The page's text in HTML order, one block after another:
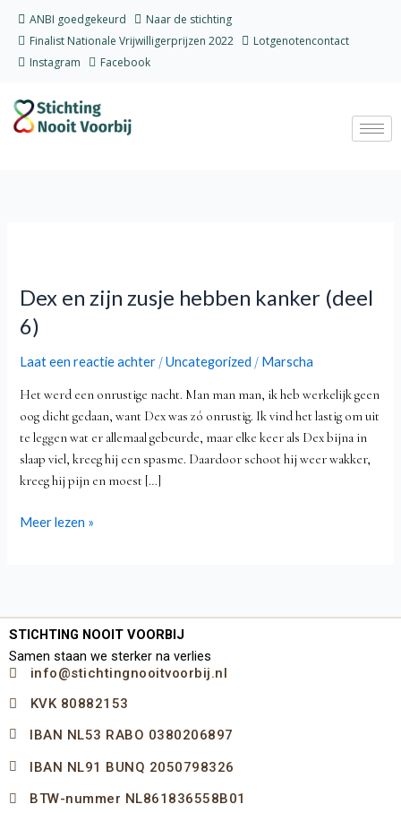
ANBI goedgekeurd
Naar de stichting
Finalist Nationale Vrijwilligerprijzen 2022
Lotgenotencontact
Instagram
Facebook
Dex en zijn zusje hebben kanker (deel
6)
Laat een reactie achter /Uncategorized / Marscha
Het werd een onrustige nacht. Man man man, ik heb werkelijk geen
oog dicht gedaan, want Dex was zó onrustig. Ik vind het lastig om uit
te leggen wat er allemaal gebeurde, maar elke keer als Dex bijna in
slaap viel, kreeg hij een spasme. Daardoor schoot hij weer wakker,
kreeg hij pijn en moest […]
zijn
zusje
hebben
kanker
6)
Meer lezen »
STICHTING NOOIT VOORBIJ
Samen staan we sterker na verlies
info@stichtingnooitvoorbij.nl
KVK 80882153
IBAN NL53 RABO 0380206897
IBAN NL91 BUNQ 2050798326
BTW-nummer NL861836558B01